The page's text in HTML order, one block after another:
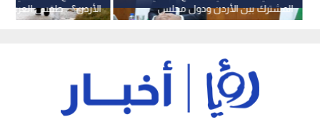
الأردن؟... طقس العرب
المشترك بين الأردن ودول مجلس
التعاون الخليجي